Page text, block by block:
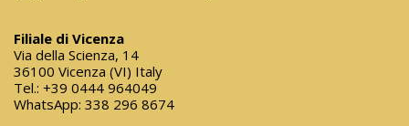
Filiale di Vicenza
Via della Scienza, 14
36100 Vicenza (VI) Italy
Tel.: +39 0444 964049
WhatsApp: 338 296 8674